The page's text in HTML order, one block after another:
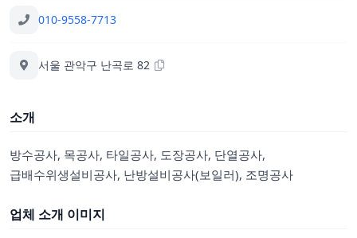
010-9558-7713
서울 관악구 난곡로 82
소개
방수공사, 목공사, 타일공사, 도장공사, 단열공사,
급배수위생설비공사, 난방설비공사(보일러), 조명공사
업체 소개 이미지